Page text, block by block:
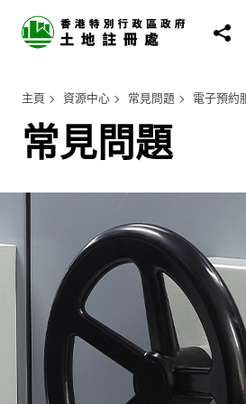
主頁 資源中心 常見問題 電子預約
常見問題